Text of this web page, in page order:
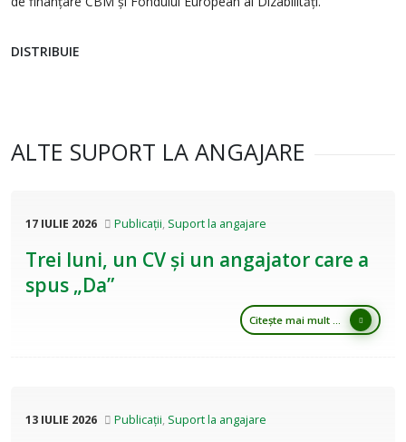
DISTRIBUIE
ALTE SUPORT LA ANGAJARE
17 IULIE 2026 Publicații, Suport la angajare
Trei luni, un CV și un angajator care a
spus „Da”
Citește mai mult ...
13 IULIE 2026 Publicații, Suport la angajare